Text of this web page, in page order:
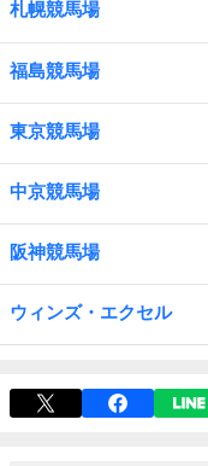
札幌競馬場
福島競馬場
東京競馬場
中京競馬場
阪神競馬場
ウィンズ・エクセル